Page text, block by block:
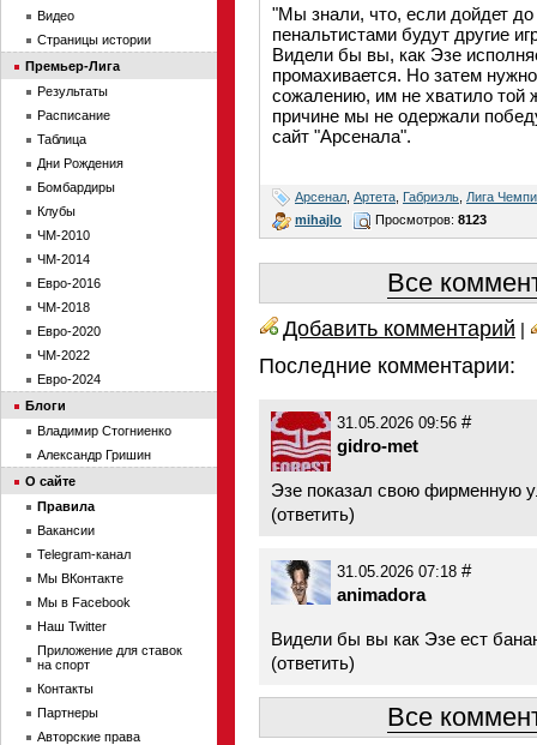
"Мы знали, что, если дойдет до
пенальтистами будут другие
Видели бы вы, как Эзе
промахивается. Но затем
сожалению, им не хватило той
причине мы не одержали
сайт "Арсенала".
Арсенал Артета Габриэль Лига
mihajlo
Просмотров: 8123
Все
Добавить комментарий |
Последние комментарии:
31.05.2026 09:56 #
gidro-met
Эзе показал свою фирменную
(ответить)
31.05.2026 07:18 #
animadora
Видели бы вы как Эзе ест
(ответить)
Все
Видео
Страницы истории
Премьер-Лига
Результаты
Расписание
Таблица
Дни Рождения
Бомбардиры
Клубы
ЧМ-2010
ЧМ-2014
Евро-2016
ЧМ-2018
Евро-2020
ЧМ-2022
Евро-2024
Блоги
Владимир Стогниенко
Александр Гришин
О сайте
Правила
Вакансии
Telegram-канал
Мы ВКонтакте
Мы в Facebook
Наш Twitter
Приложение для ставок
на спорт
Контакты
Партнеры
Авторские права